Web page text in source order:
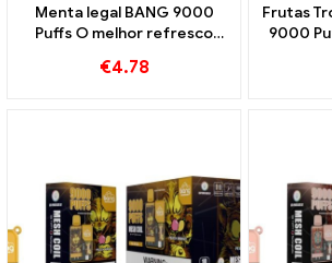
Menta legal BANG 9000
Puffs O melhor refresco
€4.78
Frutas
9000